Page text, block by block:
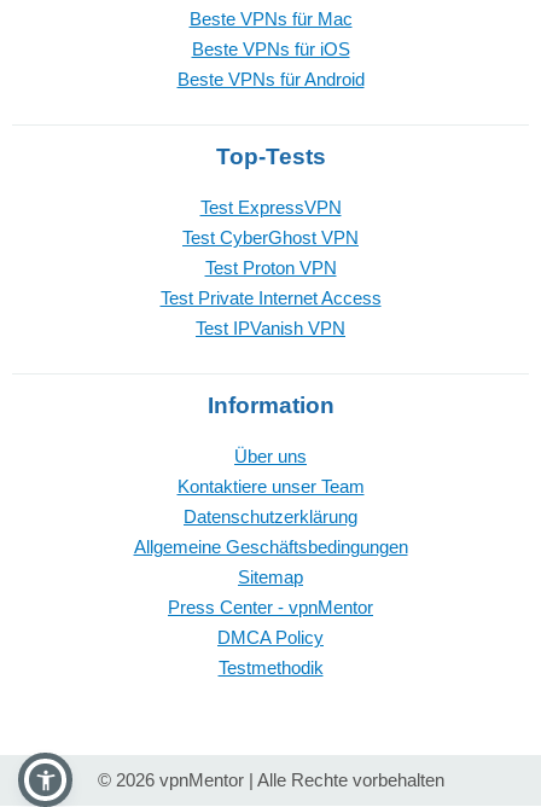
Beste VPNs für Mac
Beste VPNs für iOS
Beste VPNs für Android
Top-Tests
Test ExpressVPN
Test CyberGhost VPN
Test Proton VPN
Test Private Internet Access
Test IPVanish VPN
Information
Über uns
Kontaktiere unser Team
Datenschutzerklärung
Allgemeine Geschäftsbedingungen
Sitemap
Press Center - vpnMentor
DMCA Policy
Testmethodik
© 2026 vpnMentor | Alle Rechte vorbehalten